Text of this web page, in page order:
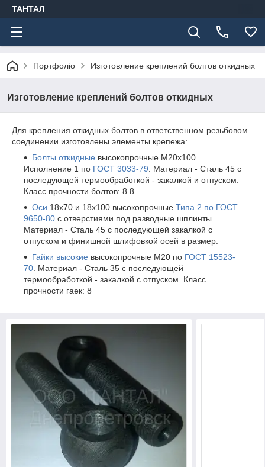
ТАНТАЛ
Портфоліо Изготовление креплений болтов откидных
Изготовление креплений болтов откидных
Для крепления откидных болтов в ответственном резьбовом
соединении изготовлены элементы крепежа:
Болты откидные высокопрочные М20х100
Исполнение 1 по ГОСТ 3033-79 . Материал - Сталь 45 с
последующей термообработкой - закалкой и отпуском.
Класс прочности болтов: 8.8
Оси 18х70 и 18х100 высокопрочные Типа 2 по ГОСТ
9650-80 с отверстиями под разводные шплинты.
Материал - Сталь 45 с последующей закалкой с
отпуском и финишной шлифовкой осей в размер.
Гайки высокие высокопрочные М20 по ГОСТ 15523-
70 . Материал - Сталь 35 с последующей
термообработкой - закалкой с отпуском. Класс
прочности гаек: 8